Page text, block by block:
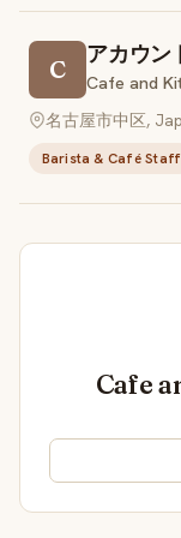
C
アカウン
Cafe and
名古屋市中区,
Barista & Café Staff
Cafe